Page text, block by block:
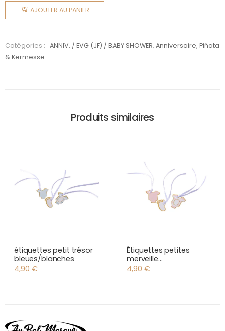
de Piñata
: Camion
pompier
AJOUTER AU PANIER
Catégories : ANNIV. / EVG (JF) / BABY SHOWER,Anniversaire,Piñata
& Kermesse
Produits similaires
étiquettes petit trésor
bleues/blanches
4,90 €
Étiquettes petites
merveille
rose/blanches
4,90 €